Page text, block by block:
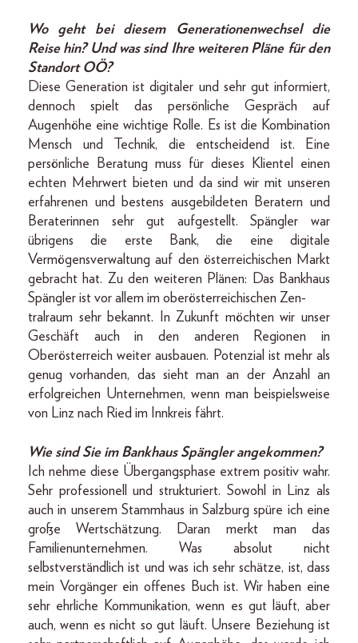
Wo geht bei diesem Generationenwechsel
die
Reise hin? Und was sind Ihre weiteren Pläne für den
Standort OÖ?
Diese Generation ist digitaler und sehr gut informiert,
dennoch spielt das persönliche Gespräch auf
Augenhöhe eine wichtige Rolle. Es ist die Kombination
Mensch und Technik, die entscheidend ist. Eine
persönliche Beratung muss für dieses Klientel einen
echten Mehrwert bieten und da sind wir mit unseren
erfahrenen und bestens ausgebildeten Beratern und
Beraterinnen sehr gut aufgestellt. Spängler war
übrigens die erste Bank, die eine digitale
Vermögensverwaltung auf den österreichischen Markt
gebracht hat. Zu den weiteren Plänen: Das Bankhaus
Spängler ist vor allem im oberösterreichischen Zen-
tralraum sehr bekannt. In Zukunft möchten wir unser
Geschäft auch in den anderen Regionen in
Oberösterreich weiter ausbauen. Potenzial ist mehr als
genug vorhanden, das sieht man an der Anzahl an
erfolgreichen Unternehmen, wenn man beispielsweise
von Linz nach Ried im Innkreis fährt.
Wie sind Sie im Bankhaus Spängler angekommen?
Ich nehme diese Übergangsphase extrem positiv wahr.
Sehr professionell und strukturiert. Sowohl in Linz als
auch in unserem Stammhaus in Salzburg spüre ich eine
große Wertschätzung. Daran merkt man das
Familienunternehmen. Was absolut nicht
selbstverständlich ist und was ich sehr schätze, ist, dass
mein Vorgänger ein offenes Buch ist. Wir haben eine
sehr ehrliche Kommunikation, wenn es gut läuft, aber
auch, wenn es nicht so gut läuft. Unsere Beziehung ist